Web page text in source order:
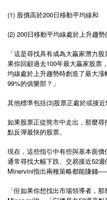
(1) 股價高於200日移動平均線和
(2) 200日移動平均線處於上升趨勢
「這是尋找具有成為大贏家潛力
果你回顧過去100年最大贏家股票
均線處於上升趨勢時創造了最大
99%的俱樂部？」
其他標準包括(3)股票正處於或接近
如果股票正從熊市中走出，那麼
點反彈最快的股票。
現在，這些指引中有些與基本面
通常尋找大幅下跌、交易接近52週
Minervini指出兩種策略都能賺錢
「但如果你想找出市場領導者，